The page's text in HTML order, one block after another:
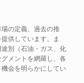
の定義、過去の推
供しています。ま
別（石油・ガス、化
メントを網羅し、各
会を明らかにしてい